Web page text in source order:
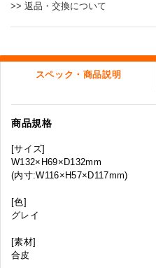
>> 返品・交換について
スペック・商品説明
商品規格
[サイズ]
W132×H69×D132mm
(内寸:W116×H57×D117mm)
[色]
グレイ
[素材]
合皮